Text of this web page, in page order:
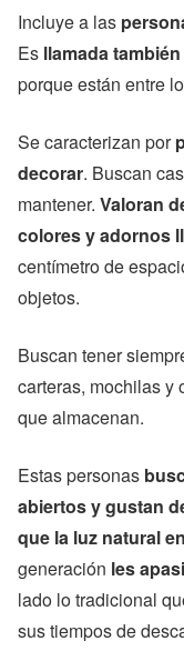
Incluye a las
Es llamada
porque están entre
Se caracterizan por
decorar. Buscan
mantener. Valoran
colores y adornos
centímetro de
objetos.
Buscan tener
carteras, mochilas y
que almacenan.
Estas personas
abiertos y gustan
que la luz natural
generación les
lado lo tradicional
sus tiempos de